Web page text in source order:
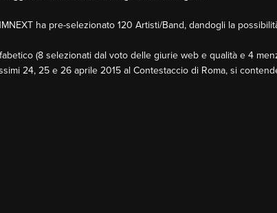
ha pre-selezionato 120 Artisti/Band, dandogli la
(8 selezionati dal voto delle giurie web e qualità e 4
24, 25 e 26 aprile 2015 al Contestaccio di Roma, si